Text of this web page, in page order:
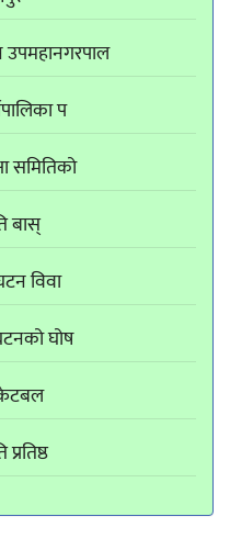
प
समितिको
बास्
विवा
घोष